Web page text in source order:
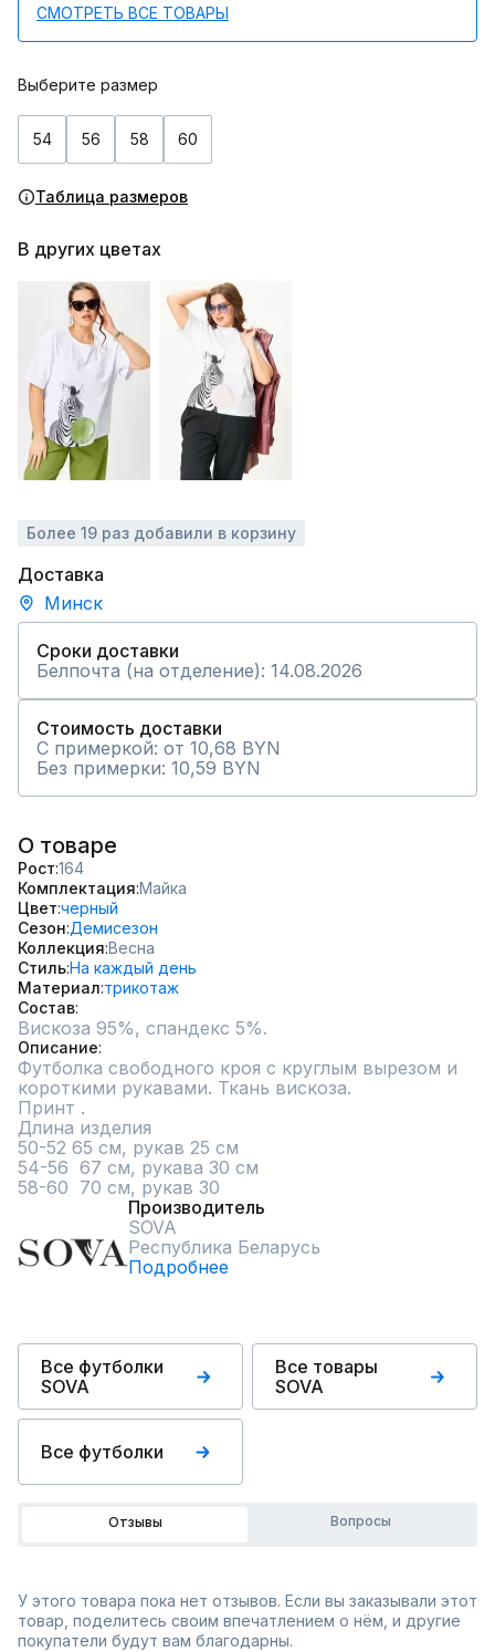
СМОТРЕТЬ ВСЕ ТОВАРЫ
Выберите размер
54 56 58 60
Таблица размеров
В других цветах
Более 19 раз добавили в корзину
Доставка
Минск
Сроки доставки
Белпочта (на отделение): 14.08.2026
Стоимость доставки
С примеркой: от 10,68 BYN
Без примерки: 10,59 BYN
О товаре
Рост 164
Комплектация Майка
Цвет черный
Сезон Демисезон
Коллекция Весна
СтильНа каждый день
Материал трикотаж
Состав
Вискоза 95%, спандекс 5%.
Описание
Футболка свободного кроя с круглым вырезом и
короткими рукавами. Ткань вискоза.
Принт .
Длина изделия
50-52 65 см, рукав 25 см
54-56  67 см, рукава 30 см
58-60  70 см, рукав 30
Производитель
SOVA
Республика Беларусь
Подробнее
Все футболки
SOVA
Все товары
SOVA
Все футболки
Отзывы Вопросы
У этого товара пока нет отзывов. Если вы заказывали этот
товар, поделитесь своим впечатлением о нём, и другие
покупатели будут вам благодарны.